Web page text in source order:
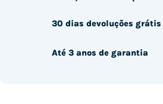
30 dias devoluções grátis
Até 3 anos de garantia